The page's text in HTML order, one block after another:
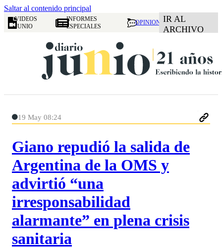
Saltar al contenido principal
VIDEOS
JUNIO
INFORMES
ESPECIALES
OPINION IR AL
ARCHIVO
19 May 08:24
Giano repudió la salida de
Argentina de la OMS y
advirtió “una
irresponsabilidad
alarmante” en plena crisis
sanitaria